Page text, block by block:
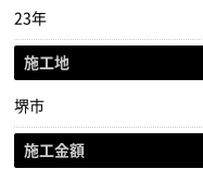
23年
施工地
堺市
施工金額